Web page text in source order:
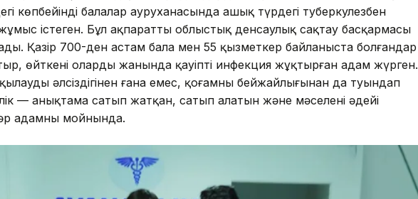
көпбейінді балалар ауруханасында ашық түрдегі туберкулезбен
істеген. Бұл ақпаратты облыстық денсаулық сақтау басқармасы
Қазір 700-ден астам бала мен 55 қызметкер байланыста болғандар
өйткені олардың жанында қауіпті инфекция жұқтырған адам жүрген.
әлсіздігінен ғана емес, қоғамның бейжайлығынан да туындап
— анықтама сатып жатқан, сатып алатын және мәселені әдейі
адамның мойнында.